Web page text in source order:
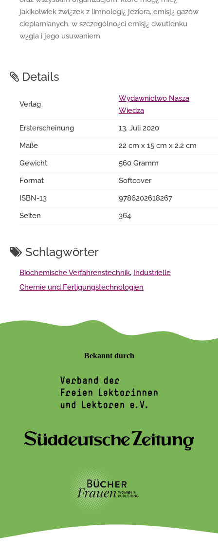
jakikolwiek zwi¿zek z limnologi¿ jeziora, emisj¿ gazów
cieplarnianych, w szczególno¿ci emisj¿ dwutlenku
w¿gla i jego usuwaniem.
Details
Verlag
Wydawnictwo Nasza
Wiedza
Ersterscheinung
13. Juli 2020
Maße
22 cm x 15 cm x 2.2 cm
Gewicht
560 Gramm
Format
Softcover
ISBN-13
9786202618267
Seiten
364
Schlagwörter
Biochemische Verfahrenstechnik, Industrielle
Chemie und Fertigungstechnologien
Bekannt durch